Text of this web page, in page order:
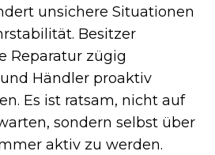
unsichere Situationen
Besitzer
Reparatur zügig
Händler proaktiv
Es ist ratsam, nicht auf
sondern selbst über
aktiv zu werden.